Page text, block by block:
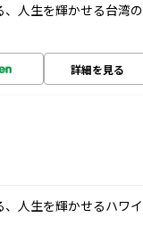
人生を輝かせる台湾の
詳細を見る
人生を輝かせるハワイ